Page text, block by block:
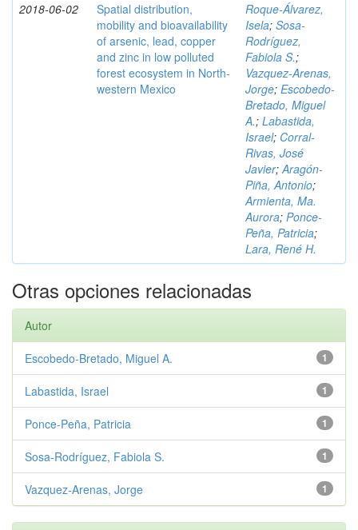
2018-06-02
Spatial distribution,
mobility and bioavailability
of arsenic, lead, copper
and zinc in low polluted
forest ecosystem in North-
western Mexico
Roque-Álvarez,
Isela; Sosa-
Rodríguez,
Fabiola S.;
Vazquez-Arenas,
Jorge; Escobedo-
Bretado, Miguel
A.; Labastida,
Israel; Corral-
Rivas, José
Javier;Aragón-
Piña, Antonio;
Armienta, Ma.
Aurora; Ponce-
Peña, Patricia;
Lara, René H.
Otras opciones relacionadas
Autor
1
Escobedo-Bretado, Miguel A.
1
Labastida, Israel
1
Ponce-Peña, Patricia
1
Sosa-Rodríguez, Fabiola S.
1
Vazquez-Arenas, Jorge